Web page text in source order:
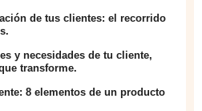
de tus clientes: el recorrido
y necesidades de tu cliente,
transforme.
8 elementos de un producto